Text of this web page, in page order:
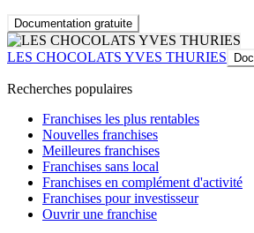
Documentation gratuite
LES CHOCOLATS YVES THURIES
Recherches populaires
Franchises les plus rentables
Nouvelles franchises
Meilleures franchises
Franchises sans local
Franchises en complément d'activité
Franchises pour investisseur
Ouvrir une franchise